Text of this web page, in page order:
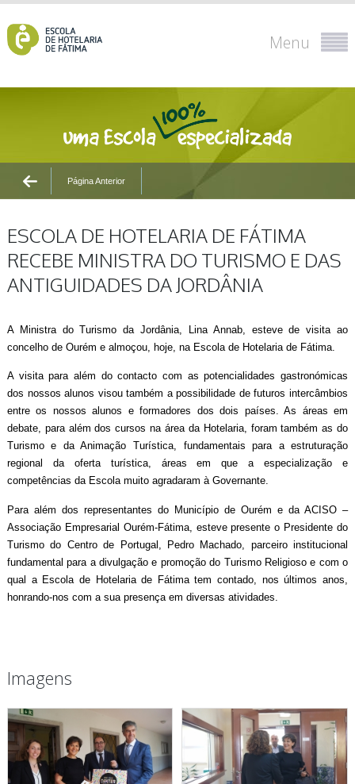
Menu
Página Anterior
ESCOLA DE HOTELARIA DE FÁTIMA
RECEBE MINISTRA DO TURISMO E DAS
ANTIGUIDADES DA JORDÂNIA
A Ministra do Turismo da Jordânia, Lina Annab, esteve de visita ao
concelho de Ourém e almoçou, hoje, na Escola de Hotelaria de Fátima.
A visita para além do contacto com as potencialidades gastronómicas
dos nossos alunos visou também a possibilidade de futuros intercâmbios
entre os nossos alunos e formadores dos dois países. As áreas em
debate, para além dos cursos na área da Hotelaria, foram também as do
Turismo e da Animação Turística, fundamentais para a estruturação
regional da oferta turística, áreas em que a especialização e
competências da Escola muito agradaram à Governante.
Para além dos representantes do Município de Ourém e da ACISO –
Associação Empresarial Ourém-Fátima, esteve presente o Presidente do
Turismo do Centro de Portugal, Pedro Machado, parceiro institucional
fundamental para a divulgação e promoção do Turismo Religioso e com o
qual a Escola de Hotelaria de Fátima tem contado, nos últimos anos,
honrando-nos com a sua presença em diversas atividades.
Imagens